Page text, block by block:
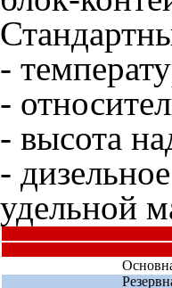
-
-
- высота
-
удельной